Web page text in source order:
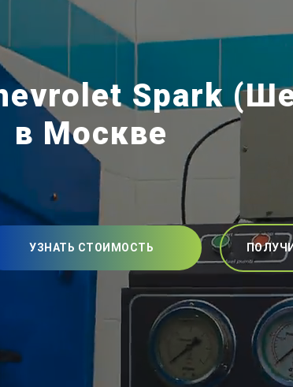
Spark
в Москве
УЗНАТЬ СТОИМОСТЬ